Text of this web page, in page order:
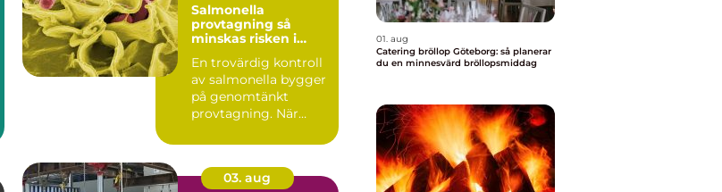
Salmonella
provtagning så
minskas risken i
En trovärdig kontroll
av salmonella bygger
på genomtänkt
provtagning. När
i...
03. aug
01. aug
Catering bröllop Göteborg: så planerar
du en minnesvärd bröllopsmiddag